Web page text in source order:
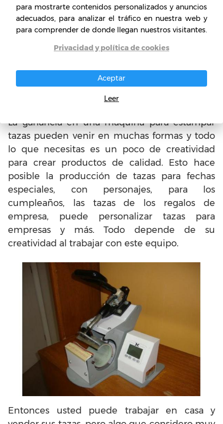
empresas en el mercado, como el Netink y
Metalnox, que también vende una máquina 4
Maneras de beneficiarse de
una máquina de sellar tazas
La ganancia en una máquina para estampar
tazas pueden venir en muchas formas y todo
lo que necesitas es un poco de creatividad
para crear productos de calidad. Esto hace
posible la producción de tazas para fechas
especiales, con personajes, para los
cumpleaños, las tazas de los regalos de
empresa, puede personalizar tazas para
empresas y más. Todo depende de su
creatividad al trabajar con este equipo.
Entonces usted puede trabajar en casa y
para mostrarte contenidos personalizados y anuncios
adecuados, para analizar el tráfico en nuestra web y
para comprender de donde llegan nuestros visitantes.
Privacidad y política de cookies
Aceptar
Leer